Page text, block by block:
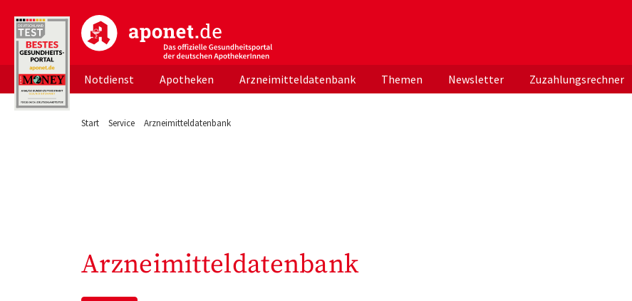
aponet.de - Das offizielle Gesundheitsportal der deutschen ApothekerInnen
Notdienst Apotheken Arzneimitteldatenbank Themen Newsletter Zuzahlungsrechner
Start Service Arzneimitteldatenbank
Arzneimitteldatenbank